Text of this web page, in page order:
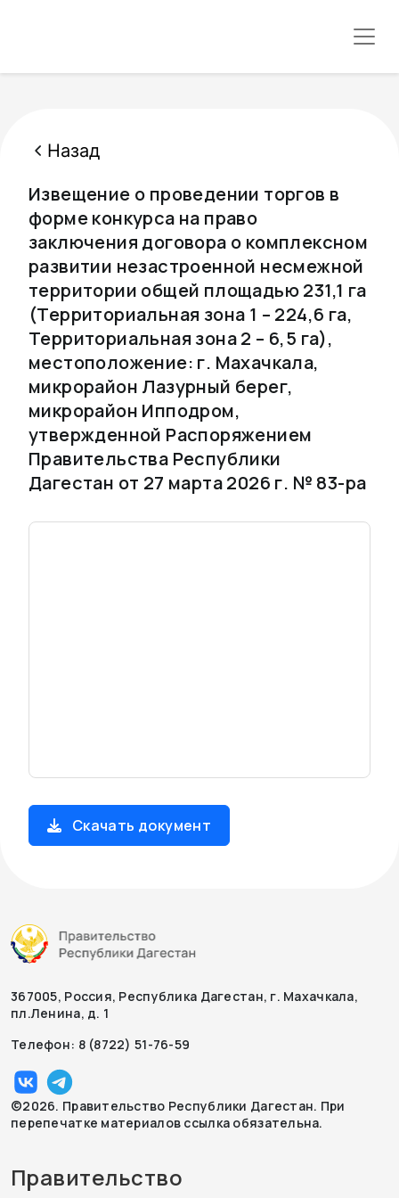
Назад
Извещение о проведении торгов в
форме конкурса на право
заключения договора о комплексном
развитии незастроенной несмежной
территории общей площадью 231,1 га
(Территориальная зона 1 – 224,6 га,
Территориальная зона 2 – 6,5 га),
местоположение: г. Махачкала,
микрорайон Лазурный берег,
микрорайон Ипподром,
утвержденной Распоряжением
Правительства Республики
Дагестан от 27 марта 2026 г. № 83-ра
Скачать документ
367005, Россия, Республика Дагестан, г. Махачкала,
пл.Ленина, д. 1
Телефон: 8 (8722) 51-76-59
©2026. Правительство Республики Дагестан. При
перепечатке материалов ссылка обязательна.
Правительство